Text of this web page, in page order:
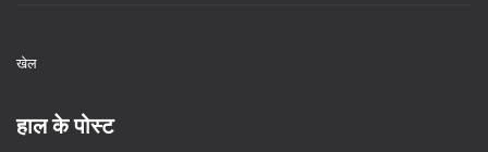
खेल
हाल के पोस्ट